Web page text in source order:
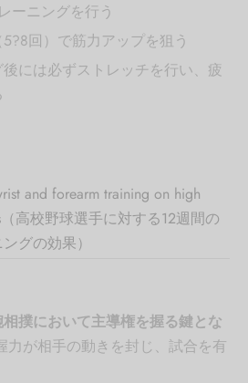
ーニングを行う
回）で筋力アップを狙う
には必ずストレッチを行い、疲
and forearm training on high
高校野球選手に対する12週間の
グの効果）
撲において主導権を握る鍵とな
力が相手の動きを封じ、試合を有